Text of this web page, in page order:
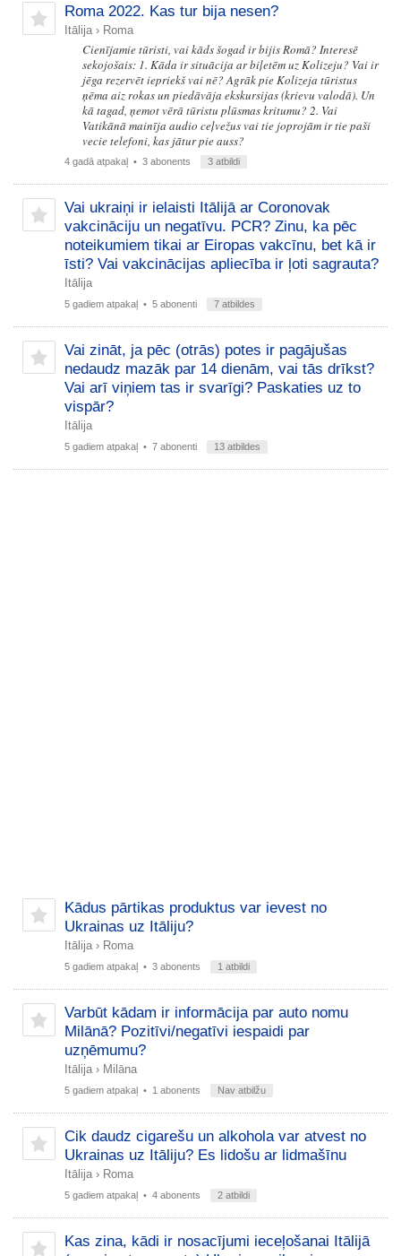
Roma 2022. Kas tur bija nesen?
Itālija › Roma
Cienījamie tūristi, vai kāds šogad ir bijis Romā? Interesē
sekojošais: 1. Kāda ir situācija ar biļetēm uz Kolizeju? Vai ir
jēga rezervēt iepriekš vai nē? Agrāk pie Kolizeja tūristus
ņēma aiz rokas un piedāvāja ekskursijas (krievu valodā). Un
kā tagad, ņemot vērā tūristu plūsmas kritumu? 2. Vai
Vatikānā mainīja audio ceļvežus vai tie joprojām ir tie paši
vecie telefoni, kas jātur pie auss?
4 gadā atpakaļ • 3 abonents 3 atbildi
Vai ukraiņi ir ielaisti Itālijā ar Coronovak
vakcināciju un negatīvu. PCR? Zinu, ka pēc
noteikumiem tikai ar Eiropas vakcīnu, bet kā ir
īsti? Vai vakcinācijas apliecība ir ļoti sagrauta?
Itālija
5 gadiem atpakaļ • 5 abonenti 7 atbildes
Vai zināt, ja pēc (otrās) potes ir pagājušas
nedaudz mazāk par 14 dienām, vai tās drīkst?
Vai arī viņiem tas ir svarīgi? Paskaties uz to
vispār?
Itālija
5 gadiem atpakaļ • 7 abonenti 13 atbildes
Kādus pārtikas produktus var ievest no
Ukrainas uz Itāliju?
Itālija › Roma
5 gadiem atpakaļ • 3 abonents 1 atbildi
Varbūt kādam ir informācija par auto nomu
Milānā? Pozitīvi/negatīvi iespaidi par
uzņēmumu?
Itālija › Milāna
5 gadiem atpakaļ • 1 abonents Nav atbilžu
Cik daudz cigarešu un alkohola var atvest no
Ukrainas uz Itāliju? Es lidošu ar lidmašīnu
Itālija › Roma
5 gadiem atpakaļ • 4 abonents 2 atbildi
Kas zina, kādi ir nosacījumi ieceļošanai Itālijā